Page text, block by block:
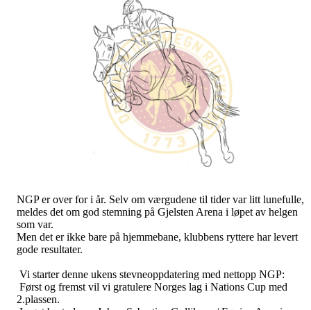
NGP er over for i år. Selv om værgudene til tider var litt lunefulle,
meldes det om god stemning på Gjelsten Arena i løpet av helgen
som var.
Men det er ikke bare på hjemmebane, klubbens ryttere har levert
gode resultater.
Vi starter denne ukens stevneoppdatering med nettopp NGP:
Først og fremst vil vi gratulere Norges lag i Nations Cup med
2.plassen.